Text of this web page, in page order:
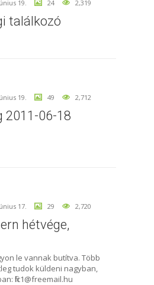
19. 24 2,319
találkozó
19. 49 2,712
2011-06-18
17. 29 2,720
hétvége,
le vannak butítva. Több
tudok küldeni nagyban,
filc1@freemail.hu